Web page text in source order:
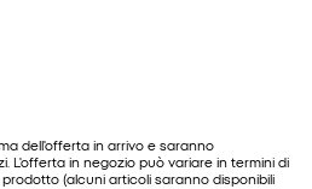
dell'offerta in arrivo e saranno
L'offerta in negozio può variare in termini di
(alcuni articoli saranno disponibili